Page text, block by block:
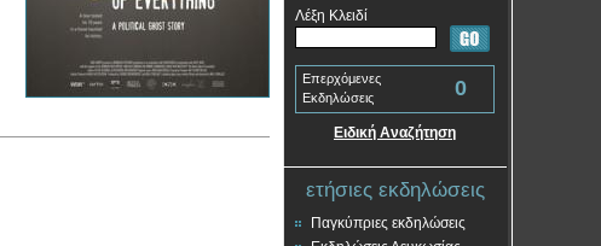
Λέξη Κλειδί
Επερχόμενες
Εκδηλώσεις
0
Ειδική Αναζήτηση
ετήσιες εκδηλώσεις
Παγκύπριες εκδηλώσεις